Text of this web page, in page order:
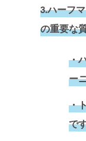
3.ハーフ
の重要な
・
ー
・
で